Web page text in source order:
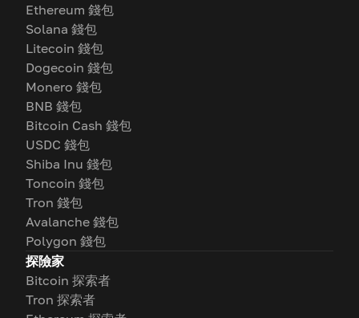
Ethereum 錢包
Solana 錢包
Litecoin 錢包
Dogecoin 錢包
Monero 錢包
BNB 錢包
Bitcoin Cash 錢包
USDC 錢包
Shiba Inu 錢包
Toncoin 錢包
Tron 錢包
Avalanche 錢包
Polygon 錢包
探險家
Bitcoin 探索者
Tron 探索者